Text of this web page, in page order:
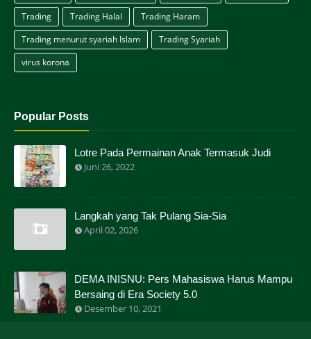
Trading
Trading Halal
Trading Haram
Trading menurut syariah Islam
Trading Syariah
virus korona
Popular Posts
Lotre Pada Permainan Anak Termasuk Judi
Juni 26, 2022
Langkah yang Tak Pulang Sia-Sia
April 02, 2026
DEMA INISNU: Pers Mahasiswa Harus Mampu
Bersaing di Era Society 5.0
Desember 10, 2021